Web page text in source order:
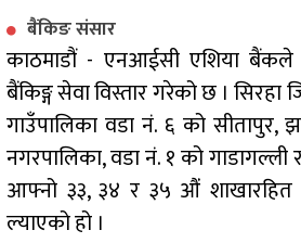
बैंकिङ संसार
काठमाडौं - एनआईसी एशिया
बैंकिङ्ग सेवा विस्तार गरेको छ । सिरहा
गाउँपालिका वडा नं. ६ को सीतापुर,
नगरपालिका, वडा नं. १ को गाडागल्ली
आफ्नो ३३, ३४ र ३५ औंं शाखारहित
ल्याएको हो ।